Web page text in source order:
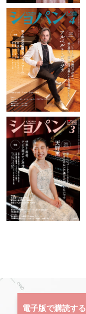
電子版で購読する